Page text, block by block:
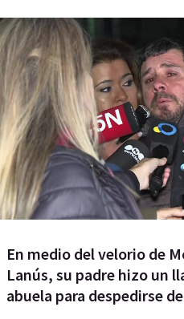
En medio del velorio de
Lanús, su padre hizo un
abuela para despedirse